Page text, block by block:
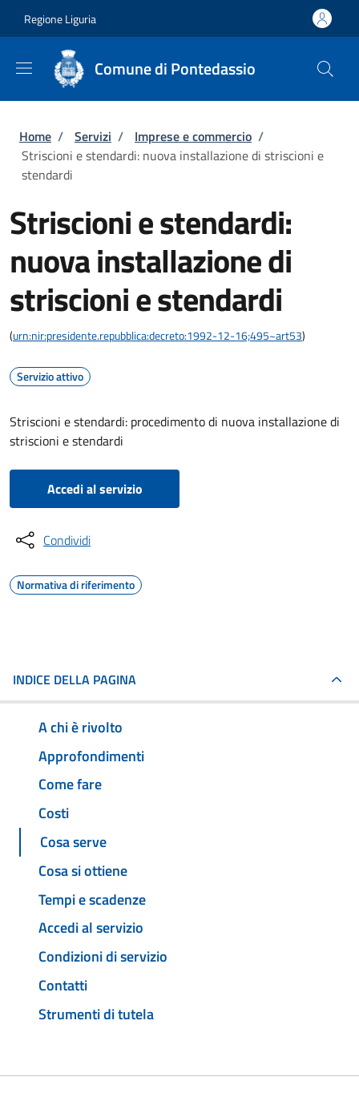
Regione Liguria
Comune di Pontedassio
Briciole di pane
Home / Servizi / Imprese e commercio /
Striscioni e stendardi: nuova installazione di striscioni e
stendardi
Striscioni e stendardi:
nuova installazione di
striscioni e stendardi
(urn:nir:presidente.repubblica:decreto:1992-12-16;495~art53)
Servizio attivo
Striscioni e stendardi: procedimento di nuova installazione di
striscioni e stendardi
Accedi al servizio
Condividi
Normativa di riferimento
INDICE DELLA PAGINA
A chi è rivolto
Approfondimenti
Come fare
Costi
Cosa serve
Cosa si ottiene
Tempi e scadenze
Accedi al servizio
Condizioni di servizio
Contatti
Strumenti di tutela